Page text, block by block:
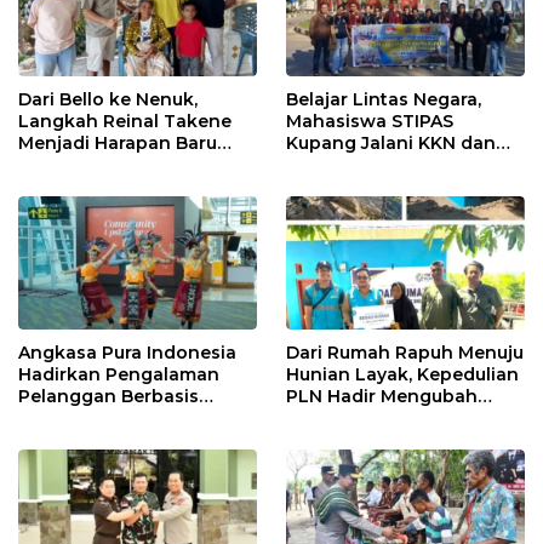
Dari Bello ke Nenuk,
Langkah Reinal Takene
Menjadi Harapan Baru
Belajar Lintas Negara,
Mahasiswa STIPAS
Kupang Jalani KKN dan
Angkasa Pura Indonesia
Hadirkan Pengalaman
Pelanggan Berbasis
Dari Rumah Rapuh Menuju
Hunian Layak, Kepedulian
PLN Hadir Mengubah